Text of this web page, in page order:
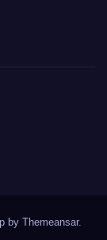
by Themeansar.